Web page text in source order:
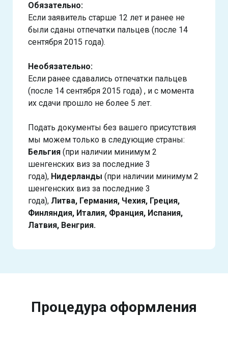
Обязательно:
Если заявитель старше 12 лет и ранее не
были сданы отпечатки пальцев (после 14
сентября 2015 года).
Необязательно:
Если ранее сдавались отпечатки пальцев
(после 14 сентября 2015 года) , и с момента
их сдачи прошло не более 5 лет.
Подать документы без вашего присутствия
мы можем только в следующие страны:
Бельгия (при наличии минимум 2
шенгенских виз за последние 3
года), Нидерланды (при наличии минимум 2
шенгенских виз за последние 3
года), Литва, Германия, Чехия, Греция,
Финляндия, Италия, Франция, Испания,
Латвия, Венгрия.
Процедура оформления